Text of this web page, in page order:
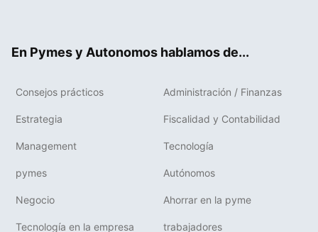
En Pymes y Autonomos hablamos de...
Consejos prácticos Administración / Finanzas
Estrategia Fiscalidad y Contabilidad
Management Tecnología
pymes Autónomos
Negocio Ahorrar en la pyme
Tecnología en la empresa trabajadores